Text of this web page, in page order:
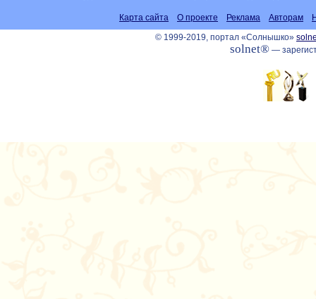
Карта сайта О проекте Реклама Авторам
© 1999-2019, портал «Солнышко»
solnet®—